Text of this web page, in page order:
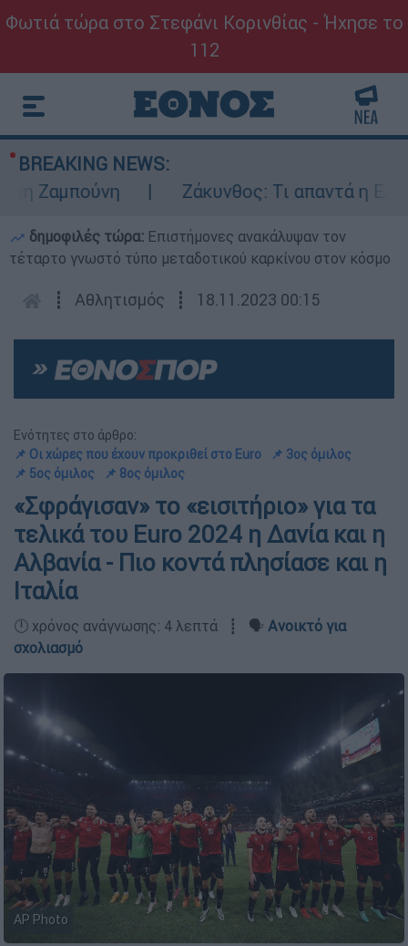
Φωτιά τώρα στο Στεφάνι Κορινθίας - Ήχησε το
112
BREAKING NEWS:
Ζάκυνθος: Τι απαντά η ΕΛΑΣ
δημοφιλές τώρα: Επιστήμονες ανακάλυψαν τον
τέταρτο γνωστό τύπο μεταδοτικού καρκίνου στον κόσμο
┋ Αθλητισμός ┋ 18.11.2023 00:15
Ενότητες στο άρθρο:
📌 Οι χώρες που έχουν προκριθεί στο Euro
📌 3ος όμιλος
📌 5ος όμιλος
📌 8ος όμιλος
«Σφράγισαν» το «εισιτήριο» για τα
τελικά του Euro 2024 η Δανία και η
Αλβανία - Πιο κοντά πλησίασε και η
Ιταλία
🕛 χρόνος ανάγνωσης: 4 λεπτά ┋ 🗣️ Ανοικτό για
σχολιασμό
AP Photo